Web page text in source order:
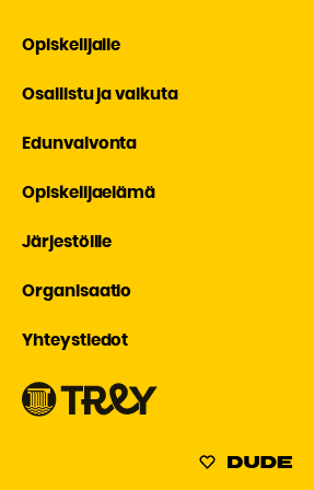
Opiskelijalle
Osallistu ja vaikuta
Edunvalvonta
Opiskelijaelämä
Järjestöille
Organisaatio
Yhteystiedot